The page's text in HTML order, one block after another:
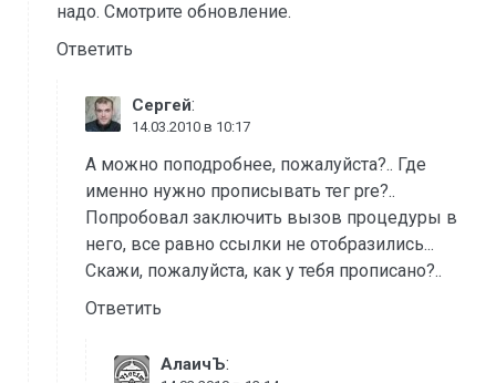
надо. Смотрите обновление.
Ответить
Сергей:
14.03.2010 в 10:17
А можно поподробнее, пожалуйста?.. Где
именно нужно прописывать тег pre?..
Попробовал заключить вызов процедуры в
него, все равно ссылки не отобразились...
Скажи, пожалуйста, как у тебя прописано?..
Ответить
АлаичЪ: